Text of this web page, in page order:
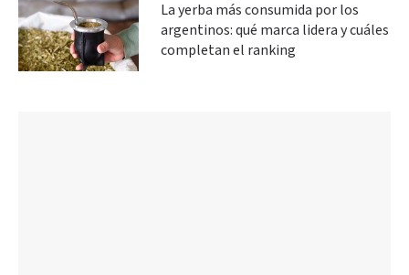
La yerba más consumida por los
argentinos: qué marca lidera y cuáles
completan el ranking